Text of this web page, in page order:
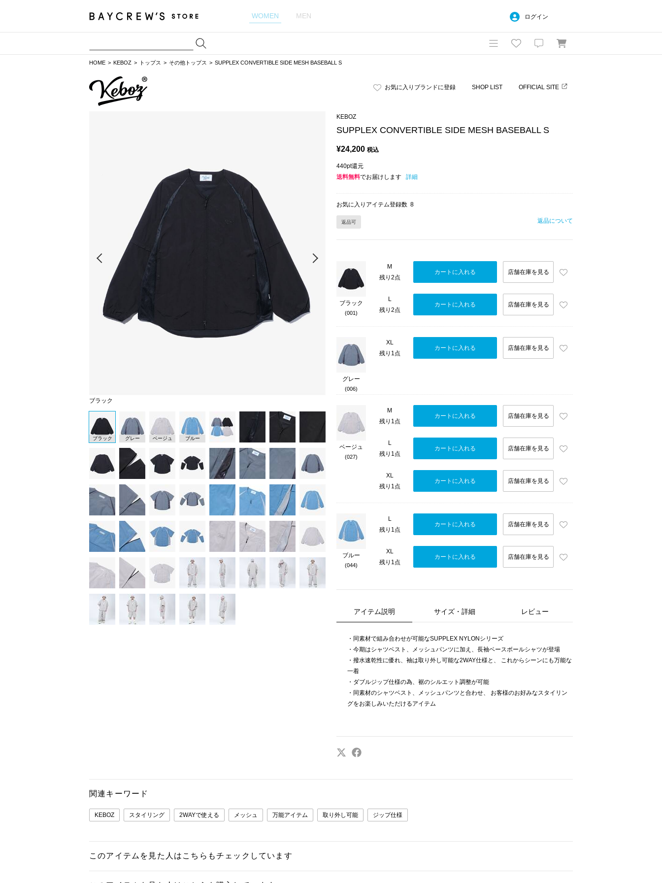
WOMEN MEN ログイン
HOME KEBOZ トップス その他トップス SUPPLEX CONVERTIBLE SIDE MESH BASEBALL S
お気に入りブランドに登録 SHOP LIST OFFICIAL SITE
ブラック
Prev
ブラック グレー ベージュ ブルー
KEBOZ
SUPPLEX CONVERTIBLE SIDE MESH BASEBALL S
¥24,200 税込
440pt還元
送料無料でお届けします 詳細
お気に入りアイテム登録数 8
返品可 返品について
ブラック
(001)
M
残り2点
カートに入れる 店舗在庫を見る
L
残り2点
カートに入れる 店舗在庫を見る
グレー
(006)
XL
残り1点
カートに入れる 店舗在庫を見る
ベージュ
(027)
M
残り1点
カートに入れる 店舗在庫を見る
L
残り1点
カートに入れる 店舗在庫を見る
XL
残り1点
カートに入れる 店舗在庫を見る
ブルー
(044)
L
残り1点
カートに入れる 店舗在庫を見る
XL
残り1点
カートに入れる 店舗在庫を見る
アイテム説明 サイズ・詳細 レビュー
・同素材で組み合わせが可能なSUPPLEX NYLONシリーズ
・今期はシャツベスト、メッシュパンツに加え、長袖ベースボールシャツが登場
・撥水速乾性に優れ、袖は取り外し可能な2WAY仕様と、 これからシーンにも万能な
一着
・ダブルジップ仕様の為、裾のシルエット調整が可能
・同素材のシャツベスト、メッシュパンツと合わせ、 お客様のお好みなスタイリン
グをお楽しみいただけるアイテム
関連キーワード
KEBOZ スタイリング 2WAYで使える メッシュ 万能アイテム 取り外し可能 ジップ仕様
このアイテムを見た人はこちらもチェックしています